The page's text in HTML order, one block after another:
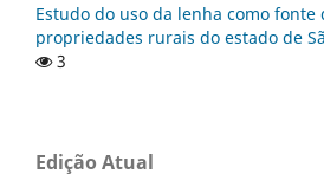
Estudo do uso da lenha como fonte
propriedades rurais do estado de
3
Edição Atual